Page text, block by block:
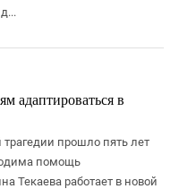
адаптироваться в
трагедии прошло пять лет
помощь
Текаева работает в новой